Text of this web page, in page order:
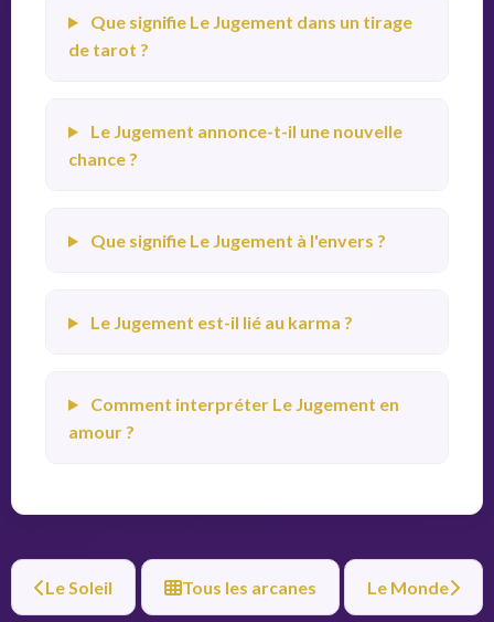
Que signifie Le Jugement dans un tirage
de tarot ?
Le Jugement annonce-t-il une nouvelle
chance ?
Que signifie Le Jugement à l'envers ?
Le Jugement est-il lié au karma ?
Comment interpréter Le Jugement en
amour ?
Le Soleil Tous les arcanes Le Monde